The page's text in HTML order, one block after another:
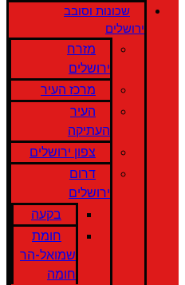
שכונות וסובב
ירושלים
מזרח
ירושלים
מרכז העיר
העיר
העתיקה
צפון ירושלים
דרום
ירושלים
בקעה
חומת
שמואל-הר
חומה